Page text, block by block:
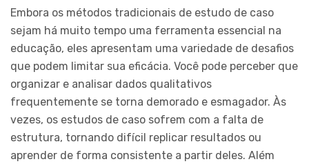
Embora os métodos tradicionais de estudo de caso
sejam há muito tempo uma ferramenta essencial na
educação, eles apresentam uma variedade de desafios
que podem limitar sua eficácia. Você pode perceber que
organizar e analisar dados qualitativos
frequentemente se torna demorado e esmagador. Às
vezes, os estudos de caso sofrem com a falta de
estrutura, tornando difícil replicar resultados ou
aprender de forma consistente a partir deles. Além